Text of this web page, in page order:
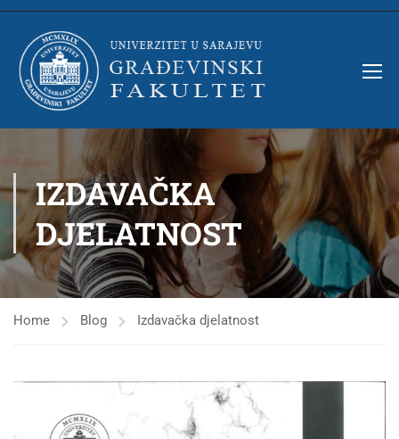
IZDAVAČKA
DJELATNOST
Home Blog Izdavačka djelatnost